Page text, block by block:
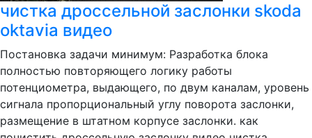
чистка дроссельной заслонки skoda
oktavia видео
Постановка задачи минимум: Разработка блока
полностью повторяющего логику работы
потенциометра, выдающего, по двум каналам, уровень
сигнала пропорциональный углу поворота заслонки,
размещение в штатном корпусе заслонки. как